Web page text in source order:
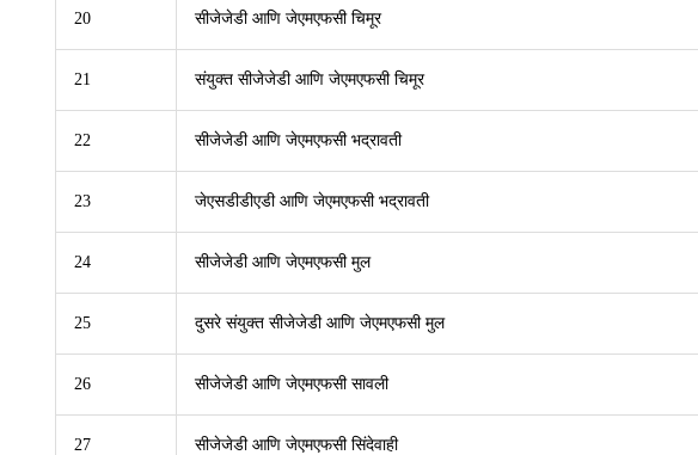
20 सीजेजेडी आणि जेएमएफसी चिमूर
21 संयुक्त सीजेजेडी आणि जेएमएफसी चिमूर
22 सीजेजेडी आणि जेएमएफसी भद्रावती
23 जेएसडीडीएडी आणि जेएमएफसी भद्रावती
24 सीजेजेडी आणि जेएमएफसी मुल
25 दुसरे संयुक्त सीजेजेडी आणि जेएमएफसी मुल
26 सीजेजेडी आणि जेएमएफसी सावली
27 सीजेजेडी आणि जेएमएफसी सिंदेवाही